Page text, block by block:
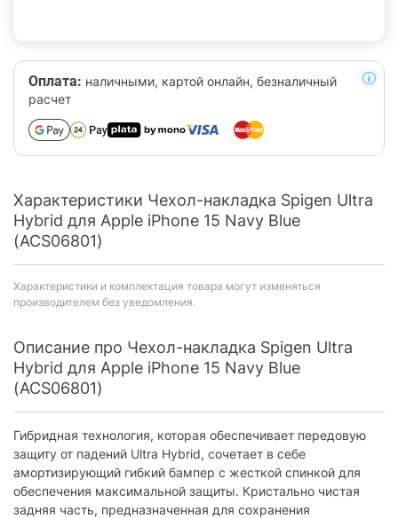
Оплата: наличными, картой онлайн, безналичный
расчет
Характеристики Чeхол-накладка Spigen Ultra
Hybrid для Apple iPhone 15 Navy Blue
(ACS06801)
Характеристики и комплектация товара могут изменяться
производителем без уведомления.
Описание про Чeхол-накладка Spigen Ultra
Hybrid для Apple iPhone 15 Navy Blue
(ACS06801)
Гибридная технология, которая обеспечивает передовую
защиту от падений Ultra Hybrid, сочетает в себе
амортизирующий гибкий бампер с жесткой спинкой для
обеспечения максимальной защиты. Кристально чистая
задняя часть, предназначенная для сохранения